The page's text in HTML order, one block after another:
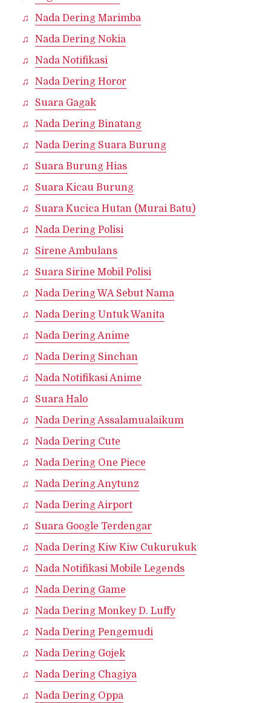
Nada Dering Marimba
Nada Dering Nokia
Nada Notifikasi
Nada Dering Horor
Suara Gagak
Nada Dering Binatang
Nada Dering Suara Burung
Suara Burung Hias
Suara Kicau Burung
Suara Kucica Hutan (Murai Batu)
Nada Dering Polisi
Sirene Ambulans
Suara Sirine Mobil Polisi
Nada Dering WA Sebut Nama
Nada Dering Untuk Wanita
Nada Dering Anime
Nada Dering Sinchan
Nada Notifikasi Anime
Suara Halo
Nada Dering Assalamualaikum
Nada Dering Cute
Nada Dering One Piece
Nada Dering Anytunz
Nada Dering Airport
Suara Google Terdengar
Nada Dering Kiw Kiw Cukurukuk
Nada Notifikasi Mobile Legends
Nada Dering Game
Nada Dering Monkey D. Luffy
Nada Dering Pengemudi
Nada Dering Gojek
Nada Dering Chagiya
Nada Dering Oppa